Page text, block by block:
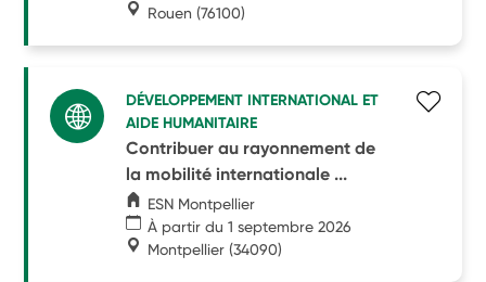
Rouen (76100)
DÉVELOPPEMENT INTERNATIONAL ET
AIDE HUMANITAIRE
Contribuer au rayonnement de
la mobilité internationale ...
ESN Montpellier
À partir du 1 septembre 2026
Montpellier (34090)